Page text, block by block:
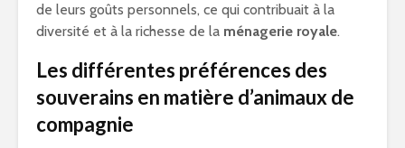
de leurs goûts personnels, ce qui contribuait à la
diversité et à la richesse de la ménagerie royale.
Les différentes préférences des
souverains en matière d’animaux de
compagnie